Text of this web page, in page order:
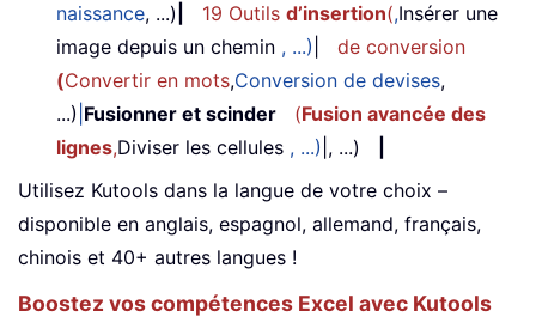
naissance, ...) 19 Outils d’insertion(,Insérer une
image depuis un chemin , ...)
de conversion
(Convertir en mots,Conversion de devises,
...) Fusionner et scinder (Fusion avancée des
lignes,Diviser les cellules , ...) |, ...)
Utilisez Kutools dans la langue de votre choix –
disponible en anglais, espagnol, allemand, français,
chinois et 40+ autres langues !
Boostez vos compétences Excel avec Kutools